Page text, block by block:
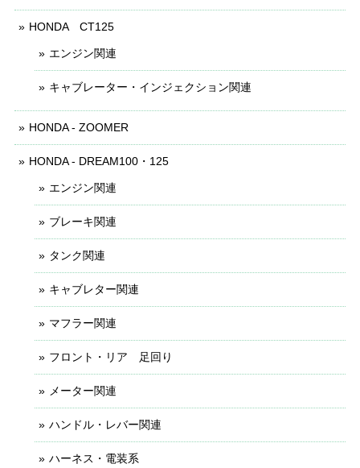
HONDA CT125
エンジン関連
キャブレーター・インジェクション関連
HONDA - ZOOMER
HONDA - DREAM100・125
エンジン関連
ブレーキ関連
タンク関連
キャブレター関連
マフラー関連
フロント・リア 足回り
メーター関連
ハンドル・レバー関連
ハーネス・電装系